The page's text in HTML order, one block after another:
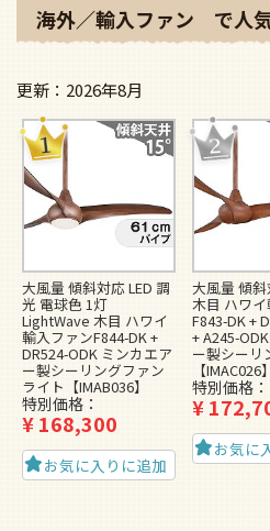
海外／輸入ファン で人
2026年8月
大風量 傾斜対応 LED 調
光 電球色 1灯
LightWave 木目 ハワイ
輸入ファンF844-DK +
DR524-ODK ミンカエア
ー製シーリングファン
ライト【IMAB036】
特別価格
¥168,300
お気に入りに追加
大風量 傾
木目 ハワ
F843-DK +
+ A245-
ー製シーリ
【IMAC026】
特別価格
¥
お気に